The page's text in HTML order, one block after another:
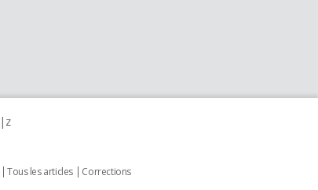
z
Tous les articles
Corrections